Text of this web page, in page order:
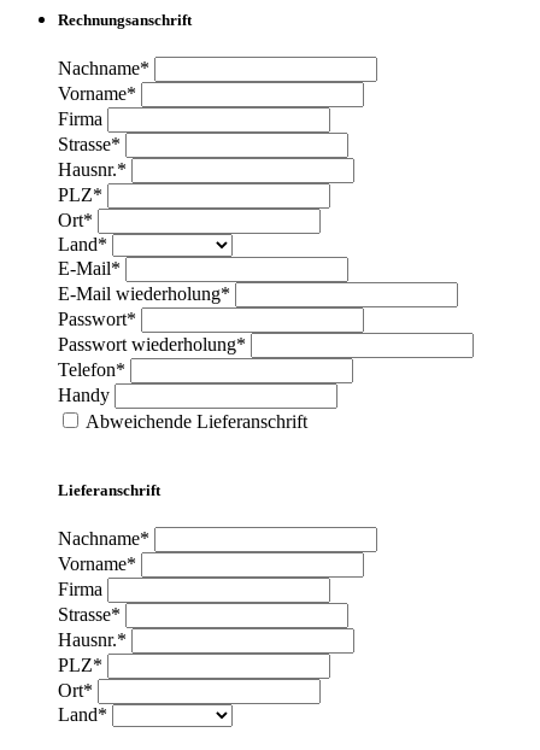
Rechnungsanschrift
Nachname*
Vorname*
Firma
Strasse*
Hausnr.*
PLZ*
Ort*
Land*
E-Mail*
E-Mail wiederholung*
Passwort*
Passwort wiederholung*
Telefon*
Handy
Abweichende Lieferanschrift
Lieferanschrift
Nachname*
Vorname*
Firma
Strasse*
Hausnr.*
PLZ*
Ort*
Land*